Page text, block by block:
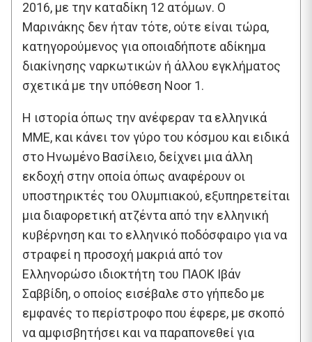
2016, με την καταδίκη 12 ατόμων. Ο
Μαρινάκης δεν ήταν τότε, ούτε είναι τώρα,
κατηγορούμενος για οποιαδήποτε αδίκημα
διακίνησης ναρκωτικών ή άλλου εγκλήματος
σχετικά με την υπόθεση Noor 1.
Η ιστορία όπως την ανέφεραν τα ελληνικά
ΜΜΕ, και κάνει τον γύρο του κόσμου και ειδικά
στο Ηνωμένο Βασίλειο, δείχνει μια άλλη
εκδοχή στην οποία όπως αναφέρουν οι
υποστηρικτές του Ολυμπιακού, εξυπηρετείται
μια διαφορετική ατζέντα από την ελληνική
κυβέρνηση και το ελληνικό ποδόσφαιρο για να
στραφεί η προσοχή μακριά από τον
Ελληνορώσο ιδιοκτήτη του ΠΑΟΚ Ιβάν
Σαββίδη, ο οποίος εισέβαλε στο γήπεδο με
εμφανές το περίστροφο που έφερε, με σκοπό
να αμφισβητήσει και να παραπονεθεί για